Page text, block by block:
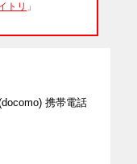
トリ 」
携帯電話